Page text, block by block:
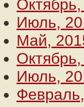
Июль,
Май,
Июль,